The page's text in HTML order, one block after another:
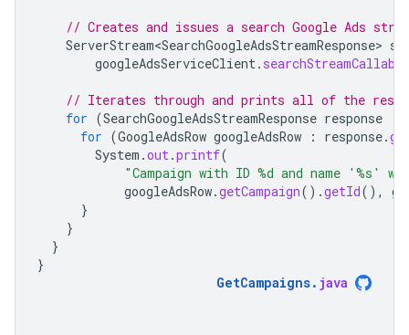
// Creates and issues a search Google Ads
ServerStream<SearchGoogleAdsStreamResponse>
googleAdsServiceClient. searchStreamCallable
// Iterates through and prints all of the
for (SearchGoogleAdsStreamResponse response
for (GoogleAdsRow googleAdsRow : response.
System .out.printf(
"Campaign with ID %d and name '%s'
googleAdsRow.getCampaign().getId(),
}
}
}
}
GetCampaigns. java